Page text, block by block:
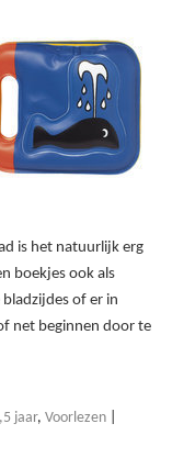
is het natuurlijk erg
boekjes ook als
of er in
net beginnen door te
jaar, Voorlezen